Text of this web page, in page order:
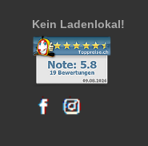
Kein Ladenlokal!